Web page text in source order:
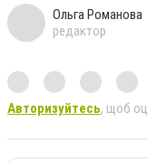
Ольга Романова
редактор
Авторизуйтесь, щоб